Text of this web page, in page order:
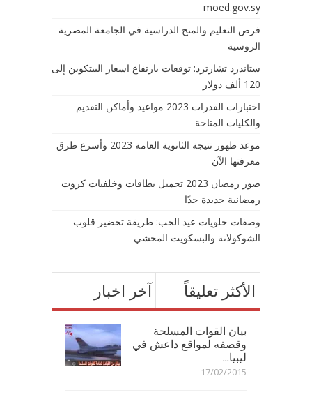
moed.gov.sy
فرص التعليم والمنح الدراسية في الجامعة المصرية
الروسية
ستاندرد تشارترد: توقعات بارتفاع اسعار البيتكوين إلى
120 ألف دولار
اختبارات القدرات 2023 مواعيد وأماكن التقديم
والكليات المتاحة
موعد ظهور نتيجة الثانوية العامة 2023 وأسرع طرق
معرفتها الآن
صور رمضان 2023 تحميل بطاقات وخلفيات كروت
رمضانية جديدة جدًا
وصفات حلويات عيد الحب: طريقة تحضير قلوب
الشوكولاتة والبسكويت المحشي
آخر اخبار الأكثر تعليقاً
بيان القوات المسلحة
وقصفه لمواقع داعش في
ليبيا...
17/02/2015